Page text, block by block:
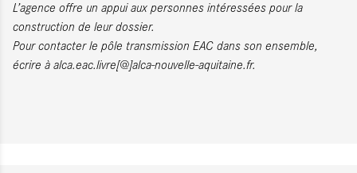
L’agence offre un appui aux personnes intéressées pour la
construction de leur dossier.
Pour contacter le pôle transmission EAC dans son ensemble,
écrire à alca.eac.livre[@]alca-nouvelle-aquitaine.fr.